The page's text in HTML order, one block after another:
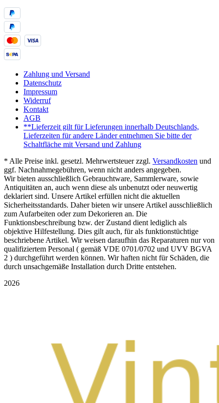
Zahlung und Versand
Datenschutz
Impressum
Widerruf
Kontakt
AGB
**Lieferzeit gilt für Lieferungen innerhalb Deutschlands,
Lieferzeiten für andere Länder entnehmen Sie bitte der
Schaltfläche mit Versand und Zahlung
* Alle Preise inkl. gesetzl. Mehrwertsteuer zzgl. Versandkosten und
ggf. Nachnahmegebühren, wenn nicht anders angegeben.
Wir bieten ausschließlich Gebrauchtware, Sammlerware, sowie
Antiquitäten an, auch wenn diese als unbenutzt oder neuwertig
deklariert sind. Unsere Artikel erfüllen nicht die aktuellen
Sicherheitsstandards. Daher bieten wir unsere Artikel ausschließlich
zum Aufarbeiten oder zum Dekorieren an. Die
Funktionsbeschreibung bzw. der Zustand dient lediglich als
objektive Hilfestellung. Dies gilt auch, für als funktionstüchtige
beschriebene Artikel. Wir weisen daraufhin das Reparaturen nur von
qualifiziertem Personal ( gemäß VDE 0701/0702 und UVV BGVA
2 ) durchgeführt werden können. Wir haften nicht für Schäden, die
durch unsachgemäße Installation durch Dritte entstehen.
2026